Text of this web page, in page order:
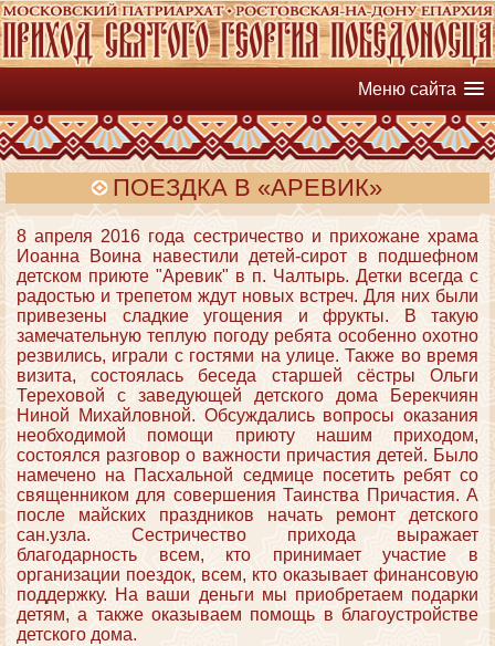
Меню сайта
ПОЕЗДКА В «АРЕВИК»
8 апреля 2016 года сестричество и прихожане храма
Иоанна Воина навестили детей-сирот в подшефном
детском приюте "Аревик" в п. Чалтырь. Детки всегда с
радостью и трепетом ждут новых встреч. Для них были
привезены сладкие угощения и фрукты. В такую
замечательную теплую погоду ребята особенно охотно
резвились, играли с гостями на улице. Также во время
визита, состоялась беседа старшей сёстры Ольги
Тереховой с заведующей детского дома Берекчиян
Ниной Михайловной. Обсуждались вопросы оказания
необходимой помощи приюту нашим приходом,
состоялся разговор о важности причастия детей. Было
намечено на Пасхальной седмице посетить ребят со
священником для совершения Таинства Причастия. А
после майских праздников начать ремонт детского
сан.узла. Сестричество прихода выражает
благодарность всем, кто принимает участие в
организации поездок, всем, кто оказывает финансовую
поддержку. На ваши деньги мы приобретаем подарки
детям, а также оказываем помощь в благоустройстве
детского дома.